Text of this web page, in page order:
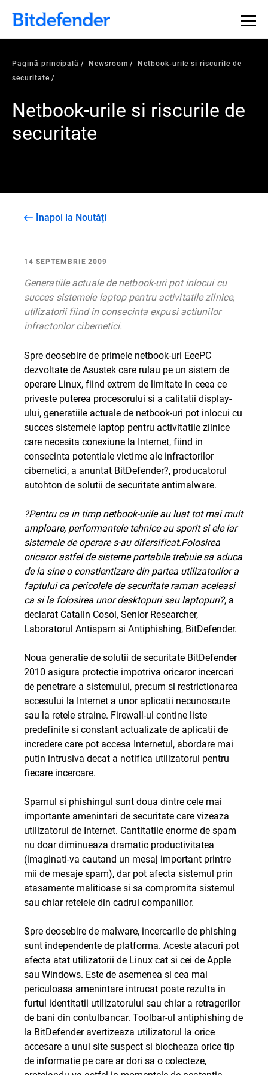
Pagină principală Newsroom
Netbook-urile si riscurile de
securitate
Netbook-urile si riscurile de
securitate
Înapoi la Noutăți
14 SEPTEMBRIE 2009
Generatiile actuale de netbook-uri pot inlocui cu
succes sistemele laptop pentru activitatile zilnice,
utilizatorii fiind in consecinta expusi actiunilor
infractorilor cibernetici.
Spre deosebire de primele netbook-uri EeePC
dezvoltate de Asustek care rulau pe un sistem de
operare Linux, fiind extrem de limitate in ceea ce
priveste puterea procesorului si a calitatii display-
ului, generatiile actuale de netbook-uri pot inlocui cu
succes sistemele laptop pentru activitatile zilnice
care necesita conexiune la Internet, fiind in
consecinta potentiale victime ale infractorilor
cibernetici, a anuntat BitDefender?, producatorul
autohton de solutii de securitate antimalware.
?Pentru ca in timp netbook-urile au luat tot mai mult
amploare, performantele tehnice au sporit si ele iar
sistemele de operare s-au difersificat.Folosirea
oricaror astfel de sisteme portabile trebuie sa aduca
de la sine o constientizare din partea utilizatorilor a
faptului ca pericolele de securitate raman aceleasi
ca si la folosirea unor desktopuri sau laptopuri?, a
declarat Catalin Cosoi, Senior Researcher,
Laboratorul Antispam si Antiphishing, BitDefender.
Noua generatie de solutii de securitate BitDefender
2010 asigura protectie impotriva oricaror incercari
de penetrare a sistemului, precum si restrictionarea
accesului la Internet a unor aplicatii necunoscute
sau la retele straine. Firewall-ul contine liste
predefinite si constant actualizate de aplicatii de
incredere care pot accesa Internetul, abordare mai
putin intrusiva decat a notifica utilizatorul pentru
fiecare incercare.
Spamul si phishingul sunt doua dintre cele mai
importante amenintari de securitate care vizeaza
utilizatorul de Internet. Cantitatile enorme de spam
nu doar diminueaza dramatic productivitatea
(imaginati-va cautand un mesaj important printre
mii de mesaje spam), dar pot afecta sistemul prin
atasamente malitioase si sa compromita sistemul
sau chiar retelele din cadrul companiilor.
Spre deosebire de malware, incercarile de phishing
sunt independente de platforma. Aceste atacuri pot
afecta atat utilizatorii de Linux cat si cei de Apple
sau Windows. Este de asemenea si cea mai
periculoasa amenintare intrucat poate rezulta in
furtul identitatii utilizatorului sau chiar a retragerilor
de bani din contulbancar. Toolbar-ul antiphishing de
la BitDefender avertizeaza utilizatorul la orice
accesare a unui site suspect si blocheaza orice tip
de informatie pe care ar dori sa o colecteze,